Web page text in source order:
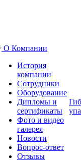
О Компании
История
компании
Сотрудники
Оборудование
Дипломы и
сертификаты
Фото и видео
галерея
Новости
Вопрос-ответ
Отзывы